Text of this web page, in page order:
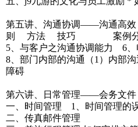
第五讲、沟通协调——沟通
则 方法 技巧 案例分析
5、与客户之沟通协调能力
8、部门内部的沟通（1）内部
障碍
第六讲、日常管理——会务文件
一、时间管理 1、时间管理的
二、传真邮件管理